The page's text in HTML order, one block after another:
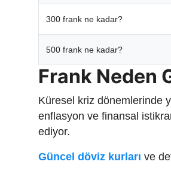
300 frank ne kadar?
500 frank ne kadar?
Frank Neden
Küresel kriz dönemlerinde
enflasyon ve finansal
ediyor.
Güncel döviz kurları ve